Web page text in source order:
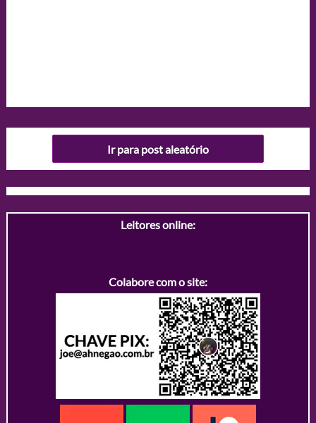
Ir para post aleatório
Leitores online:
Colabore com o site: